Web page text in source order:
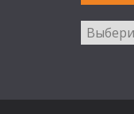
Архивы